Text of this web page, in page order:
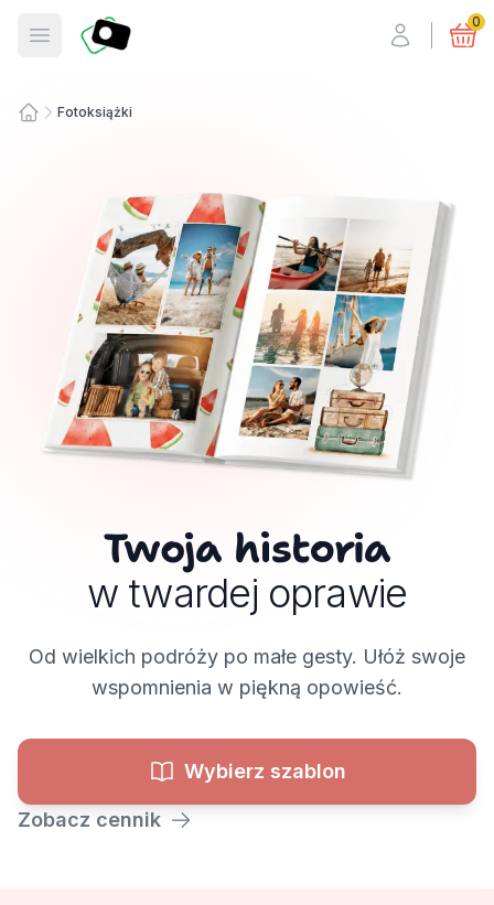
Otwórz menu
Fotosmart 0
Fotoksiążki
Twoja historia
w twardej oprawie
Od wielkich podróży po małe gesty. Ułóż swoje
wspomnienia w piękną opowieść.
Wybierz szablon
Zobacz cennik